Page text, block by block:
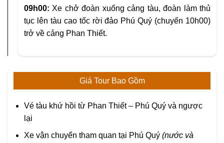
09h00: Xe chở đoàn xuống cảng tàu, đoàn làm thủ
tục lên tàu cao tốc rời đảo Phú Quý (chuyến 10h00)
trở về cảng Phan Thiết.
Giá Tour Bao Gồm
Vé tàu khứ hồi từ Phan Thiết – Phú Quý và ngược
lại
Xe vận chuyển tham quan tại Phú Quý (nước và